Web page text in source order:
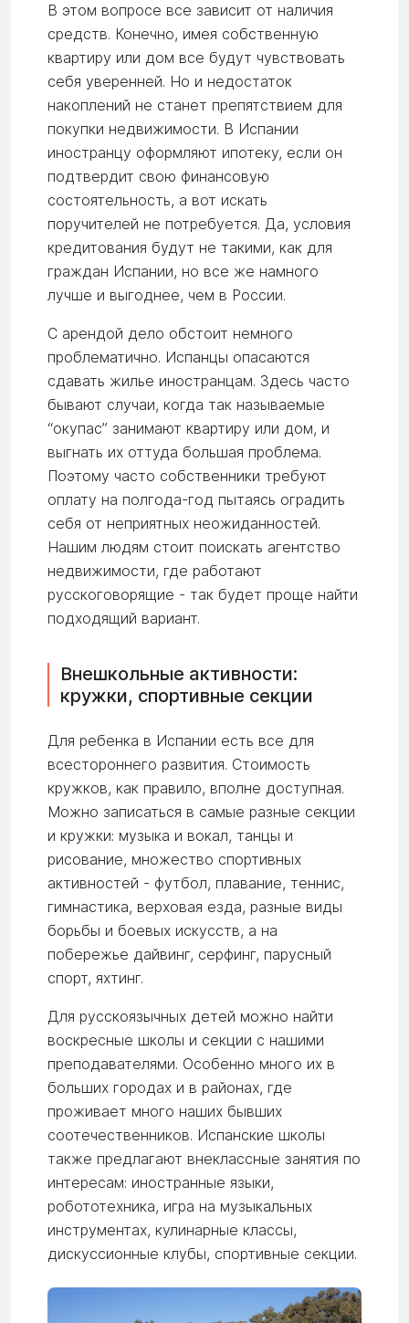
В этом вопросе все зависит от наличия
средств. Конечно, имея собственную
квартиру или дом все будут чувствовать
себя уверенней. Но и недостаток
накоплений не станет препятствием для
покупки недвижимости. В Испании
иностранцу оформляют ипотеку, если он
подтвердит свою финансовую
состоятельность, а вот искать
поручителей не потребуется. Да, условия
кредитования будут не такими, как для
граждан Испании, но все же намного
лучше и выгоднее, чем в России.
С арендой дело обстоит немного
проблематично. Испанцы опасаются
сдавать жилье иностранцам. Здесь часто
бывают случаи, когда так называемые
“окупас” занимают квартиру или дом, и
выгнать их оттуда большая проблема.
Поэтому часто собственники требуют
оплату на полгода-год пытаясь оградить
себя от неприятных неожиданностей.
Нашим людям стоит поискать агентство
недвижимости, где работают
русскоговорящие - так будет проще найти
подходящий вариант.
Внешкольные активности:
кружки, спортивные секции
Для ребенка в Испании есть все для
всестороннего развития. Стоимость
кружков, как правило, вполне доступная.
Можно записаться в самые разные секции
и кружки: музыка и вокал, танцы и
рисование, множество спортивных
активностей - футбол, плавание, теннис,
гимнастика, верховая езда, разные виды
борьбы и боевых искусств, а на
побережье дайвинг, серфинг, парусный
спорт, яхтинг.
Для русскоязычных детей можно найти
воскресные школы и секции с нашими
преподавателями. Особенно много их в
больших городах и в районах, где
проживает много наших бывших
соотечественников. Испанские школы
также предлагают внеклассные занятия по
интересам: иностранные языки,
робототехника, игра на музыкальных
инструментах, кулинарные классы,
дискуссионные клубы, спортивные секции.